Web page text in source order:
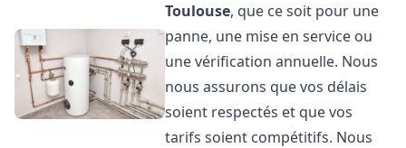
Toulouse, que ce soit pour une
panne, une mise en service ou
une vérification annuelle. Nous
nous assurons que vos délais
soient respectés et que vos
tarifs soient compétitifs. Nous